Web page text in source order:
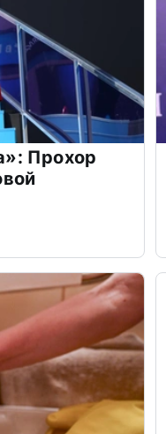
Прохор